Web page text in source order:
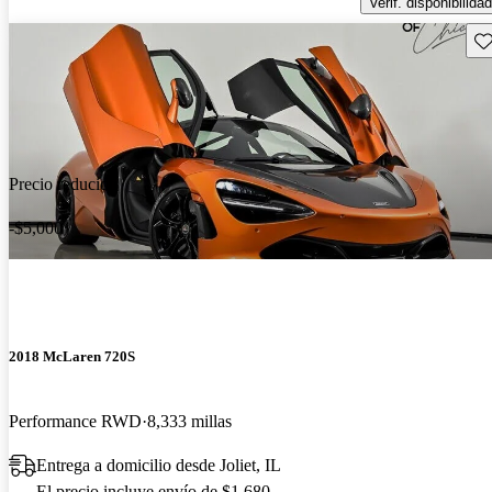
Precio reducido
-$5,000
2018 McLaren 720S
Performance RWD 8,333 millas
Entrega a domicilio desde Joliet, IL